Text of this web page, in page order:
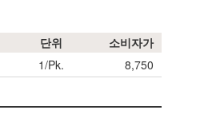
단위
소비자가
1/Pk. 8,750